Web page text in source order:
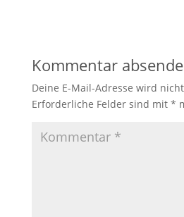
Kommentar
Deine E-Mail-Adresse wird
Erforderliche Felder sind mit *